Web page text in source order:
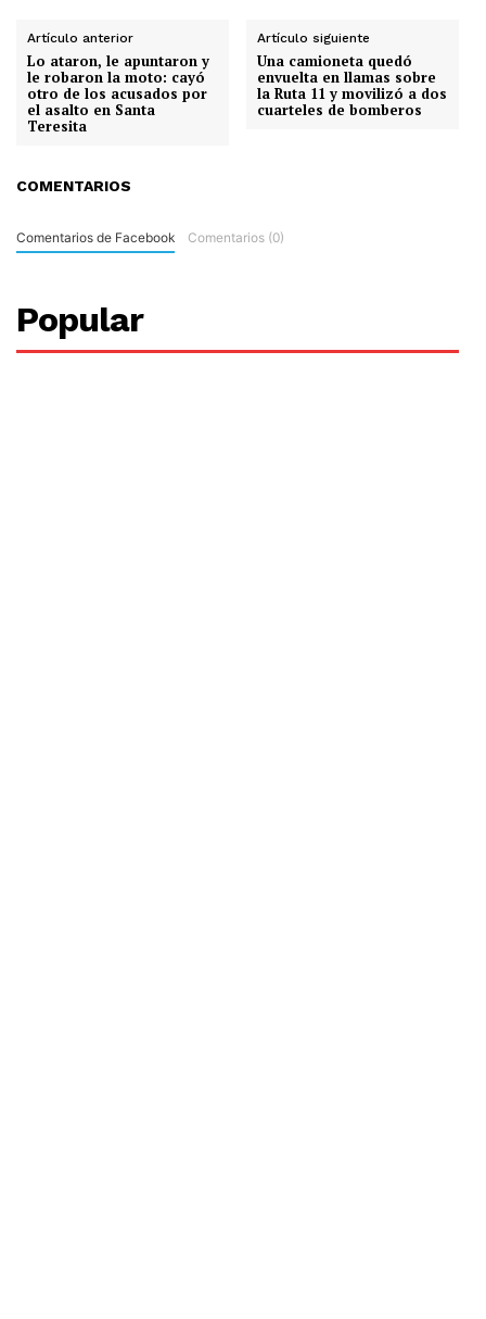
Artículo anterior
Lo ataron, le apuntaron y
le robaron la moto: cayó
otro de los acusados por
el asalto en Santa
Teresita
Artículo siguiente
Una camioneta quedó
envuelta en llamas sobre
la Ruta 11 y movilizó a dos
cuarteles de bomberos
COMENTARIOS
Comentarios de Facebook Comentarios (0)
Popular